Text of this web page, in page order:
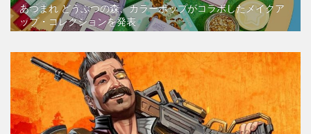
あつまれ どうぶつの森、カラーポップがコラボしたメイクア
ップ・コレクションを発表